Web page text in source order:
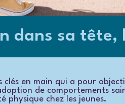
dans sa tête,
clés en main qui a pour
de comportements
physique chez les jeunes.